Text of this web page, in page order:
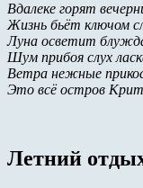
Вдалеке горят
Жизнь бьёт ключом
Луна осветит
Шум прибоя слух
Ветра нежные
Это всё остров Крит
Летний